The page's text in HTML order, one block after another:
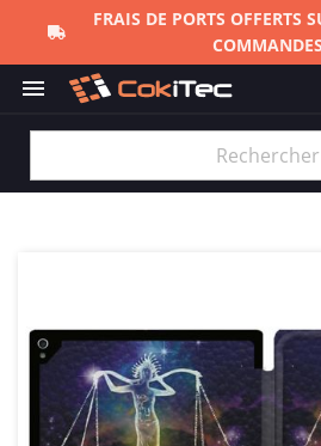
FRAIS DE PORTS OFFERTS
COMMANDES
